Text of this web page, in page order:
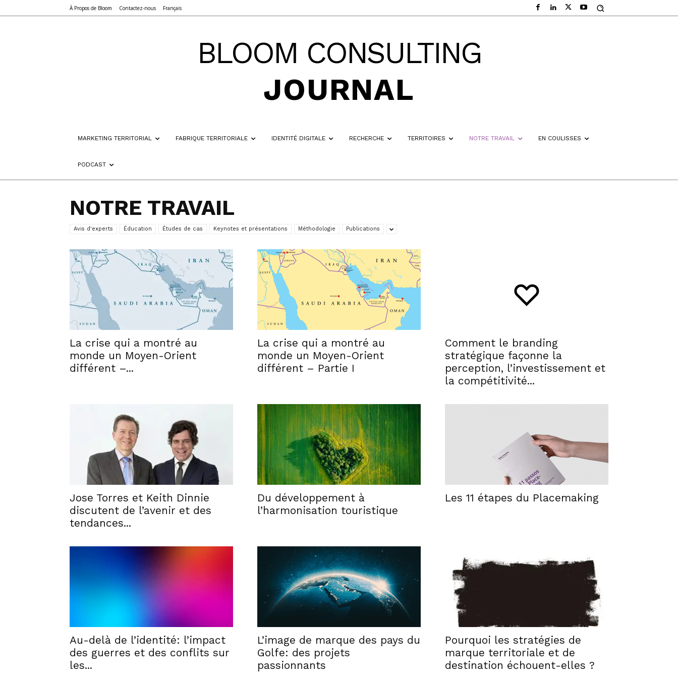
À Propos de Bloom Contactez-nous Français
BLOOM CONSULTING
JOURNAL
MARKETING TERRITORIAL FABRIQUE TERRITORIALE IDENTITÉ DIGITALE RECHERCHE TERRITOIRES NOTRE TRAVAIL EN COULISSES
PODCAST
NOTRE TRAVAIL
Avis d'experts Éducation Études de cas Keynotes et présentations Méthodologie Publications
La crise qui a montré au
monde un Moyen-Orient
différent –...
La crise qui a montré au
monde un Moyen-Orient
différent – Partie I
Comment le branding
stratégique façonne la
perception, l’investissement et
la compétitivité...
Jose Torres et Keith Dinnie
discutent de l’avenir et des
tendances...
Du développement à
l’harmonisation touristique
Les 11 étapes du Placemaking
Au-delà de l’identité: l’impact
des guerres et des conflits sur
les...
L’image de marque des pays du
Golfe: des projets
passionnants
Pourquoi les stratégies de
marque territoriale et de
destination échouent-elles ?